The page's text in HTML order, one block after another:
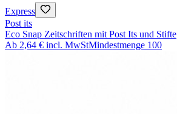
Express
Post its
Eco Snap Zeitschriften mit Post Its und Stifte
Ab 2,64 € incl. MwStMindestmenge 100